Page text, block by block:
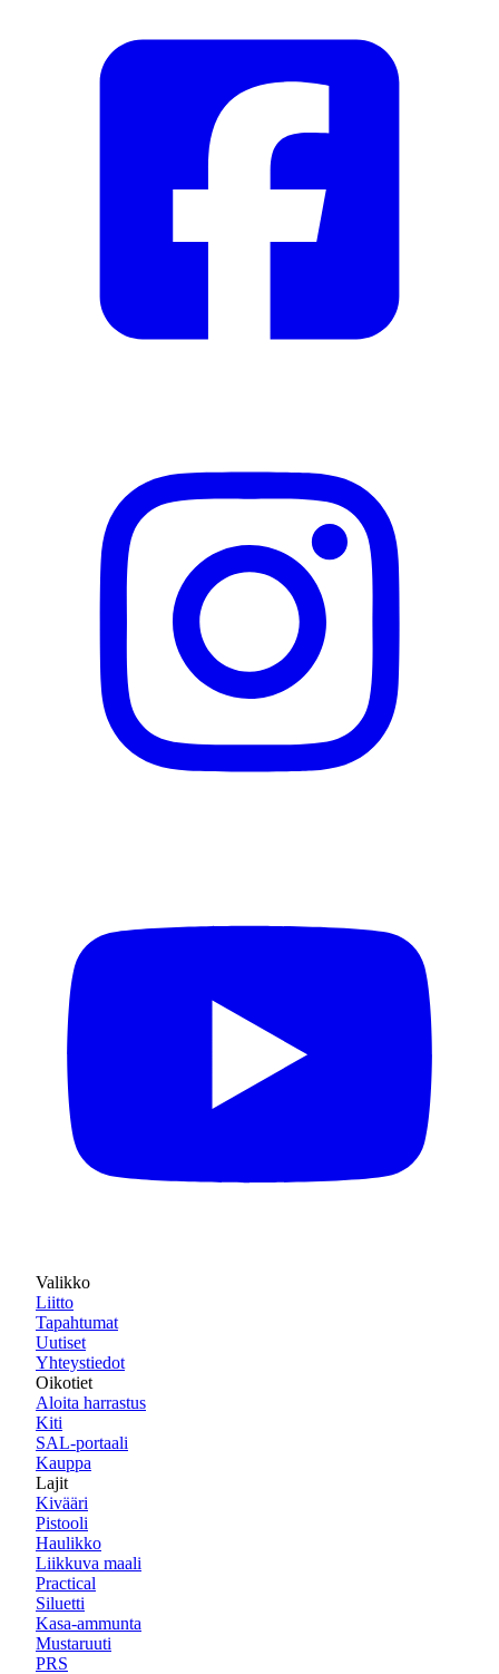
Valikko
Liitto
Tapahtumat
Uutiset
Yhteystiedot
Oikotiet
Aloita harrastus
Kiti
SAL-portaali
Kauppa
Lajit
Kivääri
Pistooli
Haulikko
Liikkuva maali
Practical
Siluetti
Kasa-ammunta
Mustaruuti
PRS